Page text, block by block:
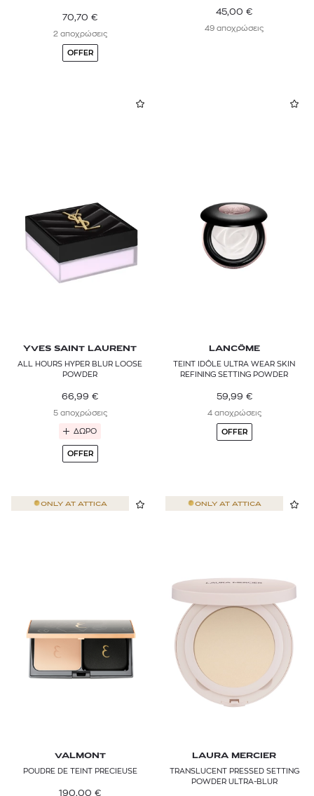
70,70 €
2 αποχρώσεις
OFFER
45,00 €
49 αποχρώσεις
YVES SAINT LAURENT
ALL HOURS HYPER BLUR LOOSE
POWDER
66,99 €
5 αποχρώσεις
ΔΩΡΟ
OFFER
LANCÔME
TEINT IDÔLE ULTRA WEAR SKIN
REFINING SETTING POWDER
59,99 €
4 αποχρώσεις
OFFER
ONLY AT ATTICA
VALMONT
POUDRE DE TEINT PRECIEUSE
190,00 €
ONLY AT ATTICA
LAURA MERCIER
TRANSLUCENT PRESSED SETTING
POWDER ULTRA-BLUR